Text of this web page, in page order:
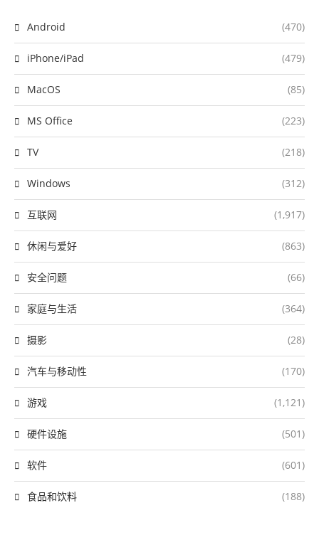
Android (470)
iPhone/iPad (479)
MacOS (85)
MS Office (223)
TV (218)
Windows (312)
互联网 (1,917)
休闲与爱好 (863)
安全问题 (66)
家庭与生活 (364)
摄影 (28)
汽车与移动性 (170)
游戏 (1,121)
硬件设施 (501)
软件 (601)
食品和饮料 (188)